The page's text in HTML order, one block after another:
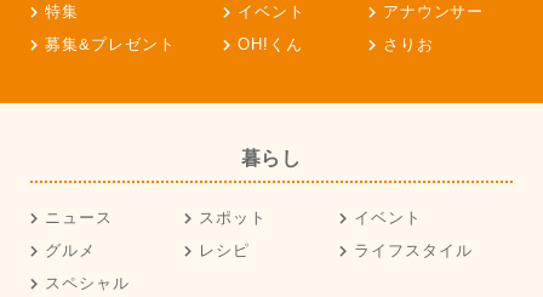
特集
イベント
アナウンサー
募集&プレゼント
OH!くん さりお
暮らし
ニュース スポット
イベント
グルメ
レシピ
ライフスタイル
スペシャル